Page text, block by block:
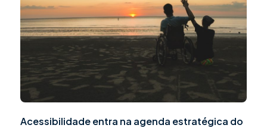
Acessibilidade entra na agenda estratégica do